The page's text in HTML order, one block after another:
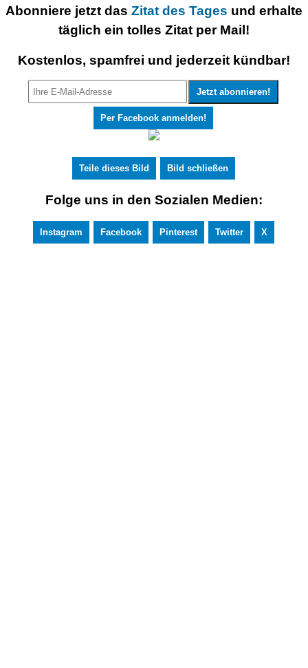
Abonniere jetzt das Zitat des Tages und erhalte
täglich ein tolles Zitat per Mail!
Kostenlos, spamfrei und jederzeit kündbar!
Per Facebook anmelden!
Teile dieses Bild Bild schließen
Folge uns in den Sozialen Medien:
Instagram Facebook Pinterest Twitter X